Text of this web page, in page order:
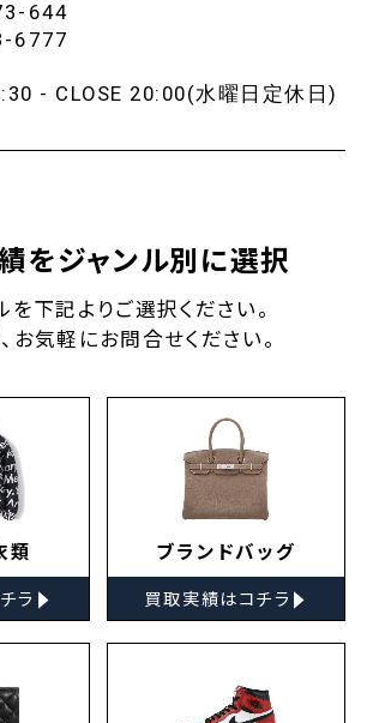
644
6777
- CLOSE 20:00(水曜日定休日)
をジャンル別に選択
を下記よりご選択ください。
お気軽にお問合せください。
類
ラ ▸
ブランドバッグ
買取実績はコチラ ▸